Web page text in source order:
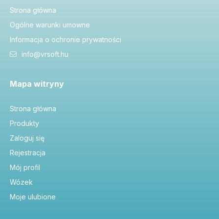
Strona główna
Ogólne warunki umowne
Informacja o ochronie prywatności
info@vrsoft.hu
Mapa witryny
Strona główna
Produkty
Zaloguj się
Rejestracja
Mój profil
Wózek
Moje ulubione